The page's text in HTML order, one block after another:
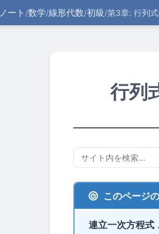
ノート /数学/線形代数/初級/第3章: 行列
行列
このページ
連立一次方程式